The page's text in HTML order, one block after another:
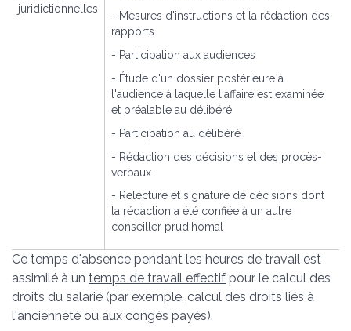
juridictionnelles
- Mesures d'instructions et la rédaction des
rapports
- Participation aux audiences
- Étude d'un dossier postérieure à
l'audience à laquelle l'affaire est examinée
et préalable au délibéré
- Participation au délibéré
- Rédaction des décisions et des procès-
verbaux
- Relecture et signature de décisions dont
la rédaction a été confiée à un autre
conseiller prud'homal
Ce temps d'absence pendant les heures de travail est
assimilé à un temps de travail effectif pour le calcul des
droits du salarié (par exemple, calcul des droits liés à
l'ancienneté ou aux congés payés).